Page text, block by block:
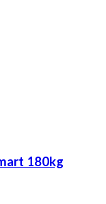
180kg